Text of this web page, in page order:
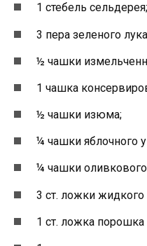
1 стебель сельдерея;
3 пера зеленого
½ чашки
1 чашка
½ чашки изюма;
¼ чашки яблочного
¼ чашки
3 ст. ложки
1 ст. ложка порошка